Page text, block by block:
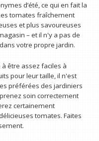
d’été, ce qui en fait la
tomates fraîchement
et plus savoureuses
– et il n'y a pas de
votre propre jardin.
être assez faciles à
pour leur taille, il n'est
préférées des jardiniers
soin correctement
certainement
tomates. Faites